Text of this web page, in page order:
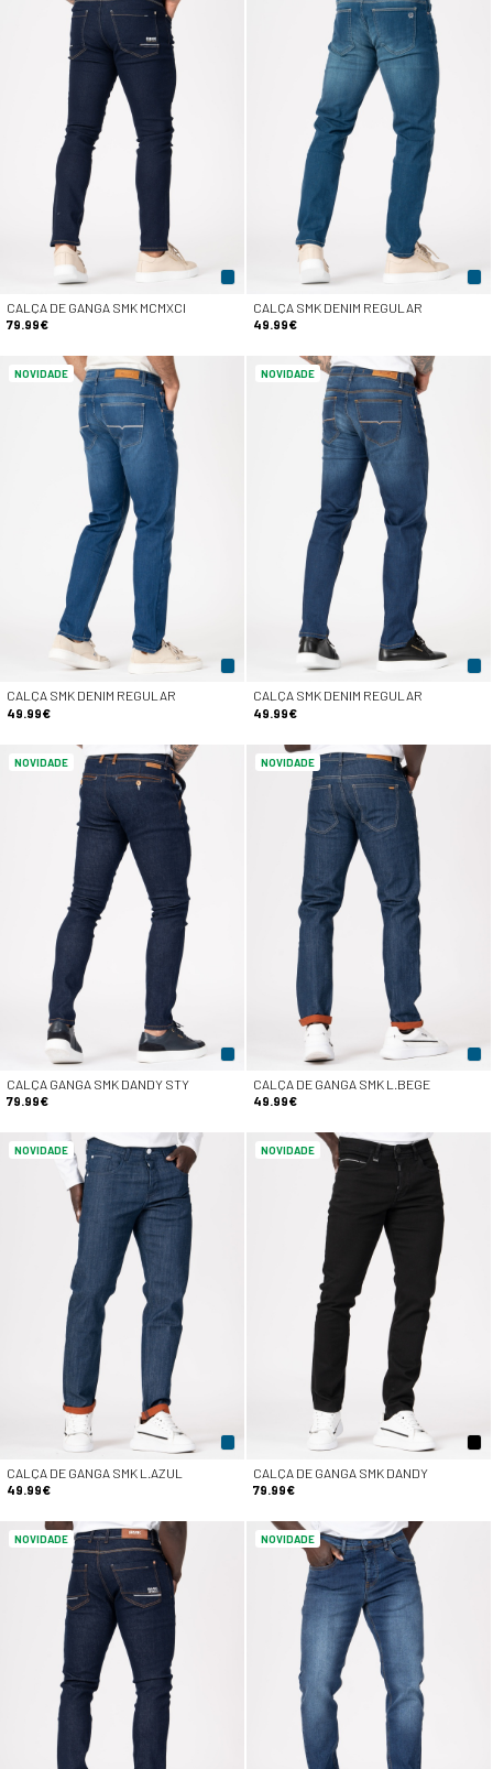
CALÇA DE GANGA SMK MCMXCI
79.99€
CALÇA SMK DENIM REGULAR
49.99€
NOVIDADE
CALÇA SMK DENIM REGULAR
49.99€
NOVIDADE
CALÇA SMK DENIM REGULAR
49.99€
NOVIDADE
CALÇA GANGA SMK DANDY STY
79.99€
NOVIDADE
CALÇA DE GANGA SMK L.BEGE
49.99€
NOVIDADE
CALÇA DE GANGA SMK L.AZUL
49.99€
NOVIDADE
CALÇA DE GANGA SMK DANDY
79.99€
NOVIDADE NOVIDADE